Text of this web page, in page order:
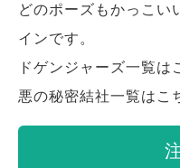
どのポーズもかっこい
インです。
ドゲンジャーズ一覧は
悪の秘密結社一覧はこ